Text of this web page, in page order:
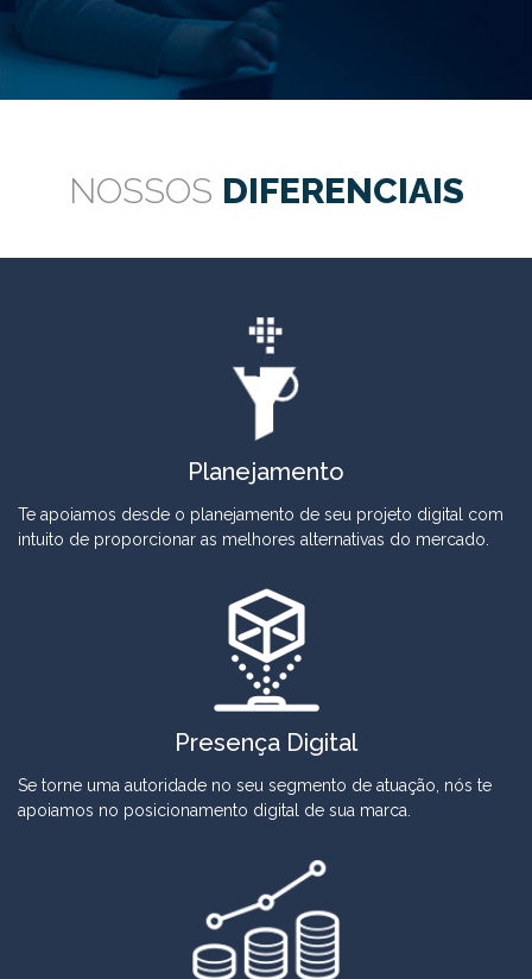
NOSSOS DIFERENCIAIS
Planejamento
Te apoiamos desde o planejamento de seu projeto digital com
intuito de proporcionar as melhores alternativas do mercado.
Presença Digital
Se torne uma autoridade no seu segmento de atuação, nós te
apoiamos no posicionamento digital de sua marca.